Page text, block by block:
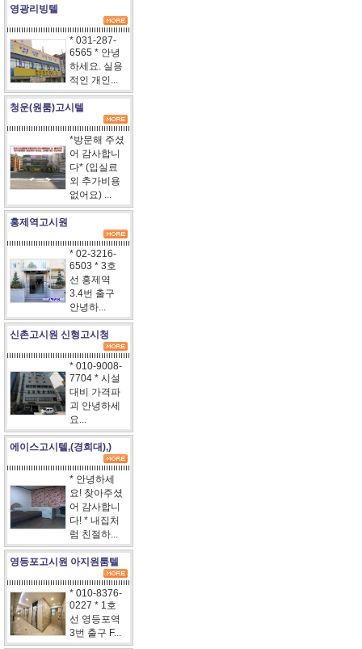
영광리빙텔
* 031-287-
6565 * 안녕
하세요. 실용
적인 개인...
청운(원룸)고시텔
*방문해 주셨
어 감사합니
다* (입실료
외 추가비용
없어요) ...
홍제역고시원
* 02-3216-
6503 * 3호
선 홍제역
3.4번 출구
안녕하...
신촌고시원 신형고시청
* 010-9008-
7704 * 시설
대비 가격파
괴 안녕하세
요...
에이스고시텔,(경희대),)
* 안녕하세
요! 찾아주셨
어 감사합니
다! * 내집처
럼 친절하...
영등포고시원 아지원룸텔
* 010-8376-
0227 * 1호
선 영등포역
3번 출구 F...